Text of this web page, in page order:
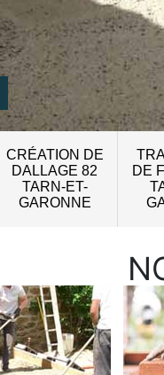
CRÉATION DE
DALLAGE 82
TARN-ET-
GARONNE
DE